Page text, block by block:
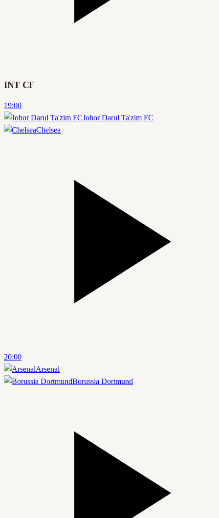
INT CF
19:00
Johor Darul Ta'zim FC
Chelsea
20:00
Arsenal
Borussia Dortmund